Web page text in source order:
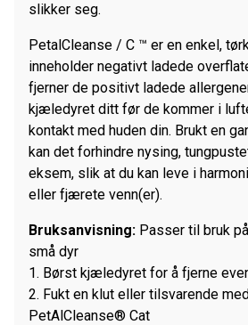
slikker seg.
PetalCleanse / C ™ er en enkel,
inneholder negativt ladede
fjerner de positivt ladede
kjæledyret ditt før de kommer i
kontakt med huden din. Brukt en
kan det forhindre nysing,
eksem, slik at du kan leve i
eller fjærete venn(er).
Bruksanvisning: Passer til bruk
små dyr
1. Børst kjæledyret for å fjerne
2. Fukt en klut eller tilsvarende
PetAlCleanse® Cat